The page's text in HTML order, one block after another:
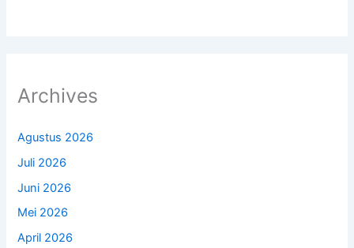
Archives
Agustus 2026
Juli 2026
Juni 2026
Mei 2026
April 2026